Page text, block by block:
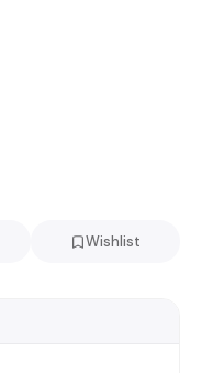
Wishlist